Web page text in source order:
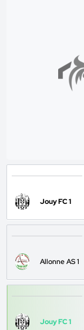
Jouy FC 1
Allonne AS 1
Jouy FC 1